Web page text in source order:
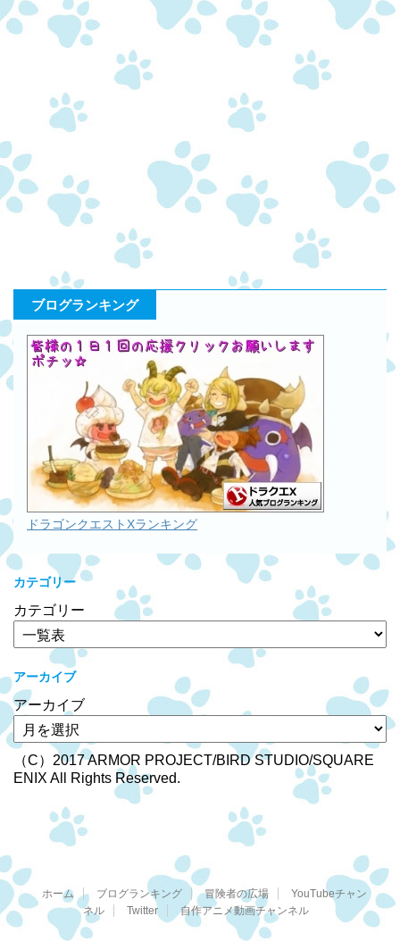
ブログランキング
ドラゴンクエストXランキング
カテゴリー
カテゴリー
アーカイブ
アーカイブ
（C）2017 ARMOR PROJECT/BIRD STUDIO/SQUARE
ENIX All Rights Reserved.
ホーム ブログランキング 冒険者の広場
YouTubeチャン
ネル
Twitter 自作アニメ動画チャンネル